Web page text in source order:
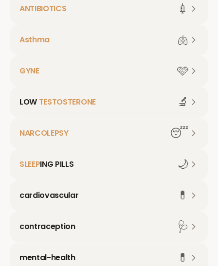
ANTIBIOTICS 💉
Asthma 🫁
GYNE 🩷
LOW TESTOSTERONE 🔬
NARCOLEPSY 😴
SLEEPING PILLS 🌙
cardiovascular 💊
contraception 🩺
mental-health 💊